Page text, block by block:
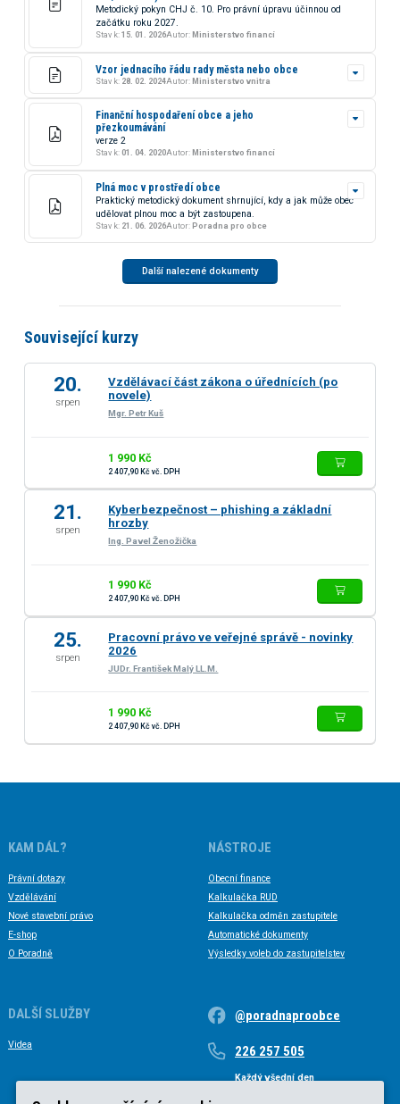
Metodický pokyn CHJ č. 10. Pro právní úpravu účinnou od
začátku roku 2027.
Stav k: 15. 01. 2026Autor: Ministerstvo financí
Vzor jednacího řádu rady města nebo obce
Stav k: 28. 02. 2024Autor: Ministerstvo vnitra
Finanční hospodaření obce a jeho
přezkoumávání
verze 2
Stav k: 01. 04. 2020Autor: Ministerstvo financí
Plná moc v prostředí obce
Praktický metodický dokument shrnující, kdy a jak může obec
udělovat plnou moc a být zastoupena.
Stav k: 21. 06. 2026Autor: Poradna pro obce
Další nalezené dokumenty
Související kurzy
20.
srpen
Vzdělávací část zákona o úřednících (po
novele)
Mgr. Petr Kuš
1 990 Kč
2 407,90 Kč vč. DPH
21.
srpen
Kyberbezpečnost – phishing a základní
hrozby
Ing. Pavel Ženožička
1 990 Kč
2 407,90 Kč vč. DPH
25.
srpen
Pracovní právo ve veřejné správě - novinky
2026
JUDr. František Malý LL.M.
1 990 Kč
2 407,90 Kč vč. DPH
KAM DÁL?
Právní dotazy
Vzdělávání
Nové stavební právo
E-shop
O Poradně
NÁSTROJE
Obecní finance
Kalkulačka RUD
Kalkulačka odměn zastupitele
Automatické dokumenty
Výsledky voleb do zastupitelstev
DALŠÍ SLUŽBY
Videa
@poradnaproobce
226 257 505
Každý všední den